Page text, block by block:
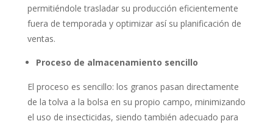
permitiéndole trasladar su producción eficientemente
fuera de temporada y optimizar así su planificación de
ventas.
Proceso de almacenamiento sencillo
El proceso es sencillo: los granos pasan directamente
de la tolva a la bolsa en su propio campo, minimizando
el uso de insecticidas, siendo también adecuado para